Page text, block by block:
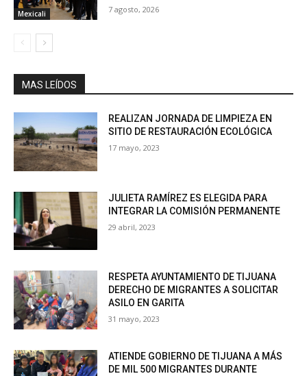
Mexicali 7 agosto, 2026
MAS LEÍDOS
REALIZAN JORNADA DE LIMPIEZA EN
SITIO DE RESTAURACIÓN ECOLÓGICA
17 mayo, 2023
JULIETA RAMÍREZ ES ELEGIDA PARA
INTEGRAR LA COMISIÓN PERMANENTE
29 abril, 2023
RESPETA AYUNTAMIENTO DE TIJUANA
DERECHO DE MIGRANTES A SOLICITAR
ASILO EN GARITA
31 mayo, 2023
ATIENDE GOBIERNO DE TIJUANA A MÁS
DE MIL 500 MIGRANTES DURANTE